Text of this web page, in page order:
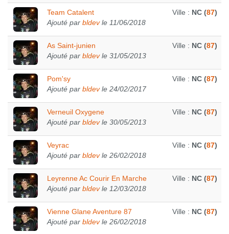
Team Catalent
Ajouté par bldevle 11/06/2018
Ville : NC (87)
As Saint-junien
Ajouté par bldevle 31/05/2013
Ville : NC (87)
Pom'sy
Ajouté par bldevle 24/02/2017
Ville : NC (87)
Verneuil Oxygene
Ajouté par bldevle 30/05/2013
Ville : NC (87)
Veyrac
Ajouté par bldevle 26/02/2018
Ville : NC (87)
Leyrenne Ac Courir En Marche
Ajouté par bldevle 12/03/2018
Ville : NC (87)
Vienne Glane Aventure 87
Ajouté par bldevle 26/02/2018
Ville : NC (87)